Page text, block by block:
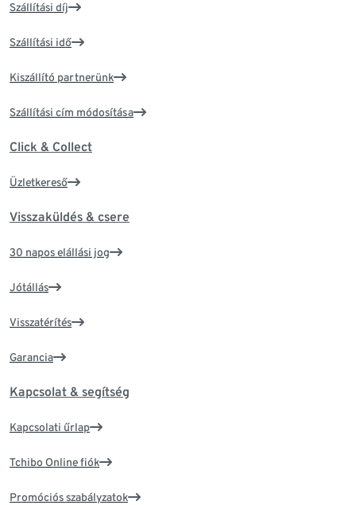
Szállítási díj
Szállítási idő
Kiszállító partnerünk
Szállítási cím módosítása
Click & Collect
Üzletkereső
Visszaküldés & csere
30 napos elállási jog
Jótállás
Visszatérítés
Garancia
Kapcsolat & segítség
Kapcsolati űrlap
Tchibo Online fiók
Promóciós szabályzatok